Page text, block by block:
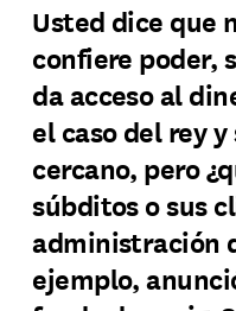
Usted dice que
confiere poder,
da acceso al
el caso del rey
cercano, pero
súbditos o sus
administración
ejemplo,